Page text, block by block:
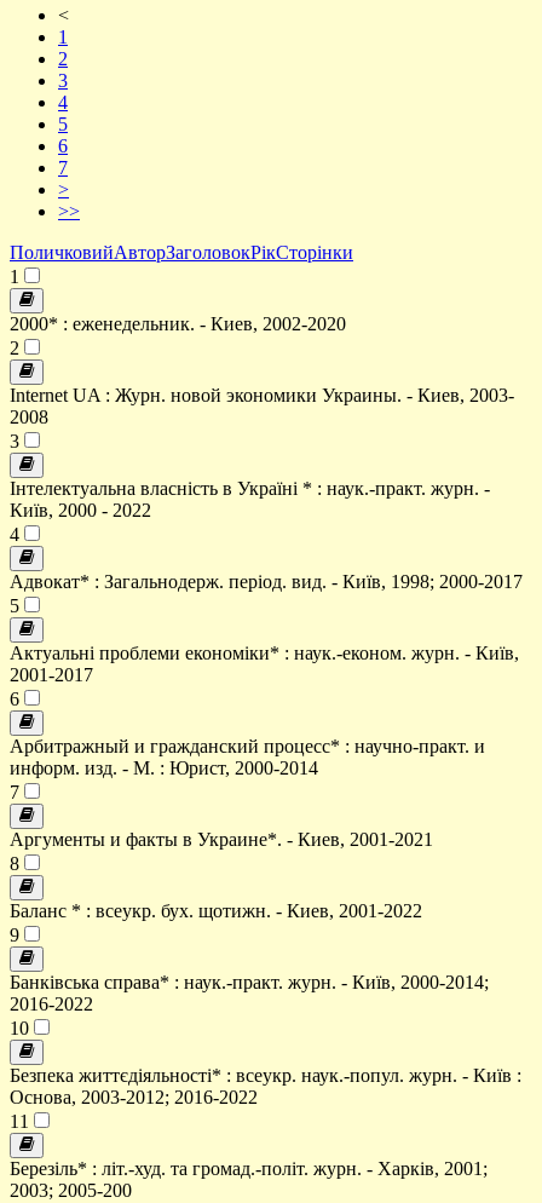
<
1
2
3
4
5
6
7
>
>>
ПоличковийАвторЗаголовокРікСторінки
1
2000* : еженедельник. - Киев, 2002-2020
2
Internet UA : Журн. новой экономики Украины. - Киев, 2003-
2008
3
Інтелектуальна власність в Україні * : наук.-практ. журн. -
Київ, 2000 - 2022
4
Адвокат* : Загальнодерж. період. вид. - Київ, 1998; 2000-2017
5
Актуальні проблеми економіки* : наук.-економ. журн. - Київ,
2001-2017
6
Арбитражный и гражданский процесс* : научно-практ. и
информ. изд. - М. : Юрист, 2000-2014
7
Аргументы и факты в Украине*. - Киев, 2001-2021
8
Баланс * : всеукр. бух. щотижн. - Киев, 2001-2022
9
Банківська справа* : наук.-практ. журн. - Київ, 2000-2014;
2016-2022
10
Безпека життєдіяльності* : всеукр. наук.-попул. журн. - Київ :
Основа, 2003-2012; 2016-2022
11
Березіль* : літ.-худ. та громад.-політ. журн. - Харків, 2001;
2003; 2005-200